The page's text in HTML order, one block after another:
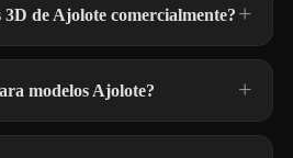
3D de Ajolote comercialmente?
modelos Ajolote?